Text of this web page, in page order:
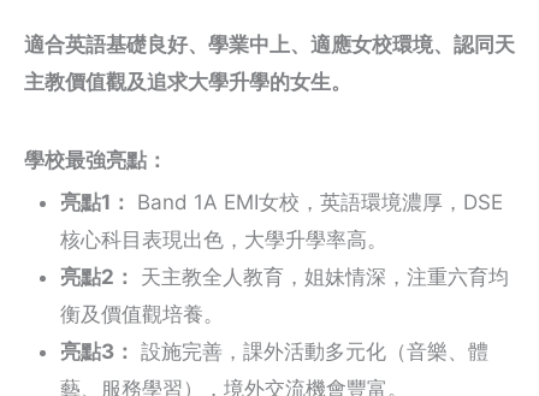
適合英語基礎良好、學業中上、適應女校環境、認同天
主教價值觀及追求大學升學的女生。
學校最強亮點：
亮點1：
Band 1A EMI女校，英語環境濃厚，DSE
核心科目表現出色，大學升學率高。
亮點2：
天主教全人教育，姐妹情深，注重六育均
衡及價值觀培養。
亮點3： 設施完善，課外活動多元化（音樂、體
藝、服務學習），境外交流機會豐富。